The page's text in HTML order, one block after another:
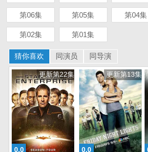
第06集 第05集 第04集
第02集 第01集
猜你喜欢 同演员 同导演
0.0
更新第22集
0.0
更新第13集